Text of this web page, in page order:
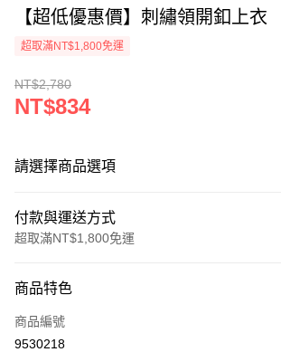
【超低優惠價】刺繡領開釦上衣
超取滿NT$1,800免運
NT$2,780
NT$834
請選擇商品選項
付款與運送方式
超取滿NT$1,800免運
信用卡一次付款
超商取貨付款
商品特色
商品編號
9530218